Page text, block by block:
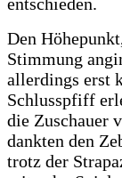
Den
Stimmung
allerdings erst
Schlusspfiff
die Zuschauer
dankten den
trotz der